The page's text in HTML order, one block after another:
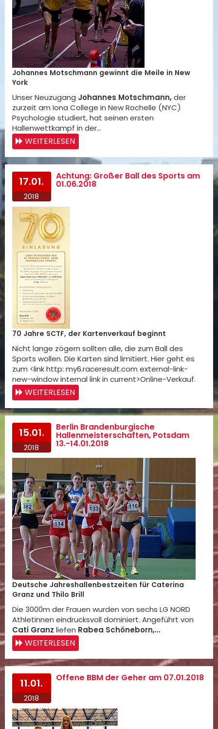
Johannes Motschmann gewinnt die Meile in New
York
Unser Neuzugang Johannes Motschmann,der
zurzeit am Iona College in New Rochelle (NYC)
Psychologie studiert, hat seinen ersten
Hallenwettkampf in der…
WEITERLESEN
17.01.
2018
Achtung: Großer Ball des Sports am
01.06.2018
70 Jahre SCTF, der Kartenverkauf beginnt
Nicht lange zögern sollten alle, die zum Ball des
Sports wollen. Die Karten sind limitiert. Hier geht es
zum <link http: my6.raceresult.com external-link-
new-window internal link in current>Online-Verkauf.
WEITERLESEN
15.01.
2018
Berlin Brandenburgische
Hallenmeisterschaften, Potsdam
13.-14.01.2018
Deutsche Jahreshallenbestzeiten für Caterina
Granz und Thilo Brill
Die 3000m der Frauen wurden von sechs LG NORD
Athletinnen eindrucksvoll dominiert. Angeführt von
Cati Granz liefen Rabea Schöneborn,…
WEITERLESEN
11.01.
2018
Offene BBM der Geher am 07.01.2018